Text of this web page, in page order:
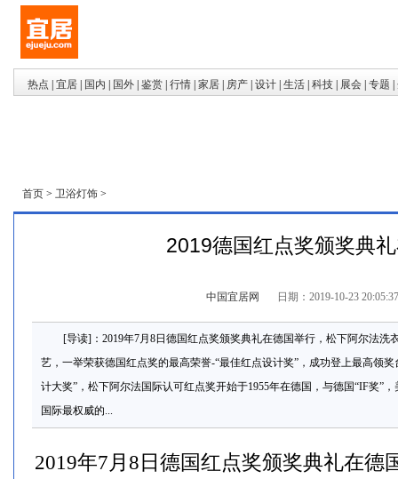
热点 宜居 国内 国外 鉴赏 行情 家居 房产 设计 生活 科技 展会 专题
首页 > 卫浴灯饰 >
2019德国红点奖颁奖典
中国宜居网 日期：2019-10-23 20:05:37
[导读]：2019年7月8日德国红点奖颁奖典礼在德国举行，松下阿尔法
艺，一举荣获德国红点奖的最高荣誉-“最佳红点设计奖”，成功登上最高领
计大奖”，松下阿尔法国际认可红点奖开始于1955年在德国，与德国“IF奖”
国际最权威的...
2019年7月8日德国红点奖颁奖典礼在德